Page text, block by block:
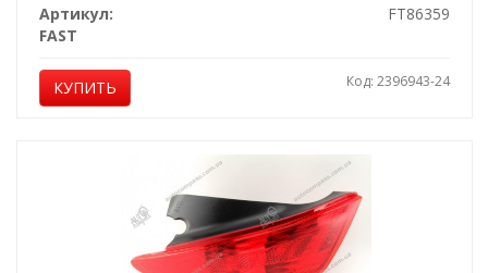
Артикул:
FT86359
FAST
КУПИТЬ Код: 2396943-24